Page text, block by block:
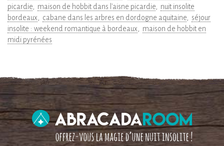
picardie
maison de hobbit dans l'aisne picardie
nuit insolite
bordeaux
cabane dans les arbres en dordogne aquitaine
séjour
insolite : weekend romantique à bordeaux
maison de hobbit en
midi pyrénées